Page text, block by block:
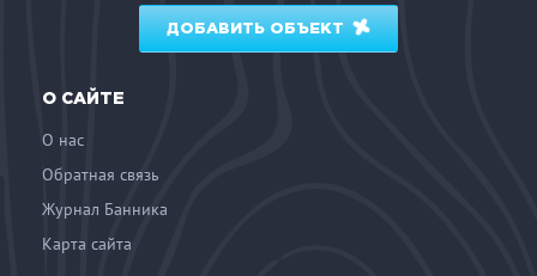
ДОБАВИТЬ ОБЪЕКТ
О САЙТЕ
О нас
Обратная связь
Журнал Банника
Карта сайта